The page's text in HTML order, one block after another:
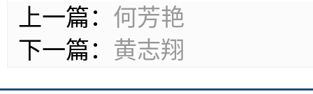
上一篇： 何芳艳
下一篇： 黄志翔